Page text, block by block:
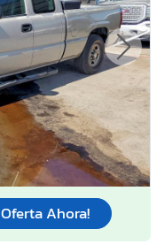
Oferta Ahora!